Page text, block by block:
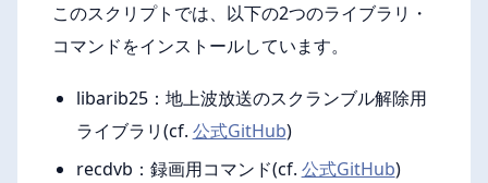
このスクリプトでは、以下の2つのライブラリ・
コマンドをインストールしています。
libarib25：地上波放送のスクランブル解除用
ライブラリ(cf. 公式GitHub)
recdvb：録画用コマンド(cf. 公式GitHub)